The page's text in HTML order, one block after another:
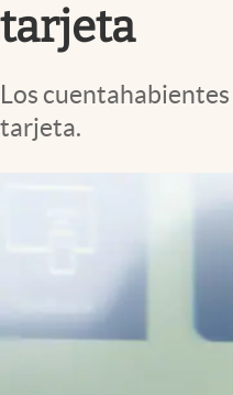
Tv
Espiritualidad
tarjeta
Los
tarjeta.